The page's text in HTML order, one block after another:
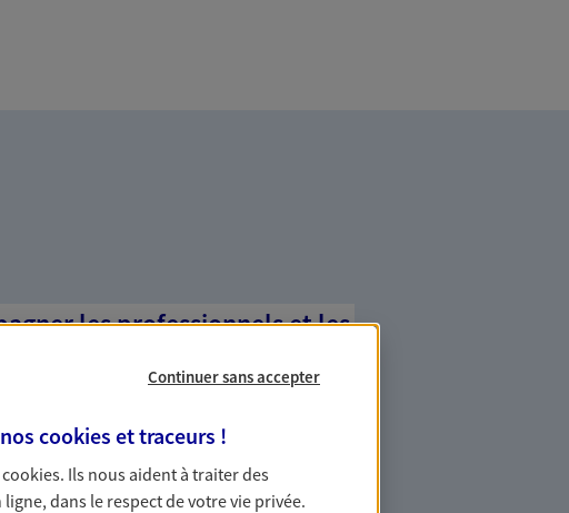
les professionnels et les
des solutions cohérentes pour protéger
vos collaborateurs... mais aussi vous-même et
Continuer sans accepter
cookies et traceurs !
cookies. Ils nous aident à traiter des
dans le respect de votre vie privée.